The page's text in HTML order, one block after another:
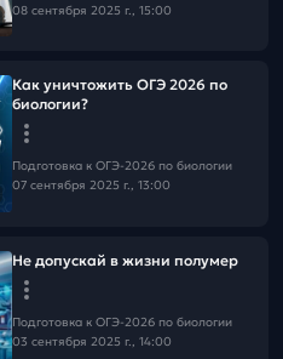
08 сентября 2025 г., 15:00
Как уничтожить ОГЭ 2026 по
биологии?
Подготовка к ОГЭ-2026 по биологии
07 сентября 2025 г., 13:00
Не допускай в жизни полумер
Подготовка к ОГЭ-2026 по биологии
03 сентября 2025 г., 14:00